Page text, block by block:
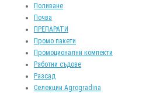
Поливане
Почва
ПРЕПАРАТИ
Промо пакети
Промоционални компекти
Работни съдове
Разсад
Селекции Agrogradina